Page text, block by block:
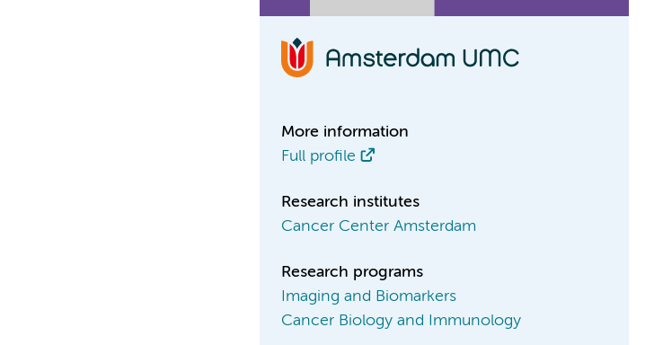
More information
Full profile
Research institutes
Cancer Center Amsterdam
Research programs
Imaging and Biomarkers
Cancer Biology and Immunology